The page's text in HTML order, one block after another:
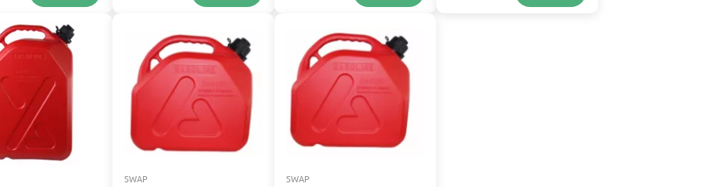
SWAP SWAP